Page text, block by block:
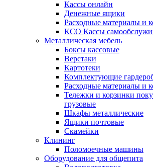
Кассы онлайн
Денежные ящики
Расходные материалы и
КСО Кассы
Металлическая мебель
Боксы кассовые
Верстаки
Картотеки
Комплектующие
Расходные материалы и
Тележки и корзинки
грузовые
Шкафы металлические
Ящики почтовые
Скамейки
Клининг
Поломоечные машины
Оборудование для общепита